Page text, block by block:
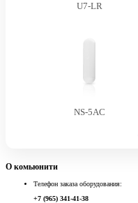
U7-LR
NS-5AC
О комьюнити
Телефон заказа оборудования:
+7 (965) 341-41-38